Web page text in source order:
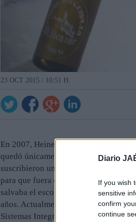
Diario
If you wish
sensitive
confirm
continue
23 OCT 2015 / 10:51 H.
En 2007, Heineken anunció la venta
quedó únicamente con la marca (no
suscribieron un contrato por el que la
para que fuera comercializada por el
salvaba el escollo de la
años. Actualmente, la propietaria de
Sistemas Integrados Sercoll. Sin